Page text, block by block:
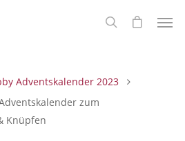
Adventskalender 2023
zum
Knüpfen